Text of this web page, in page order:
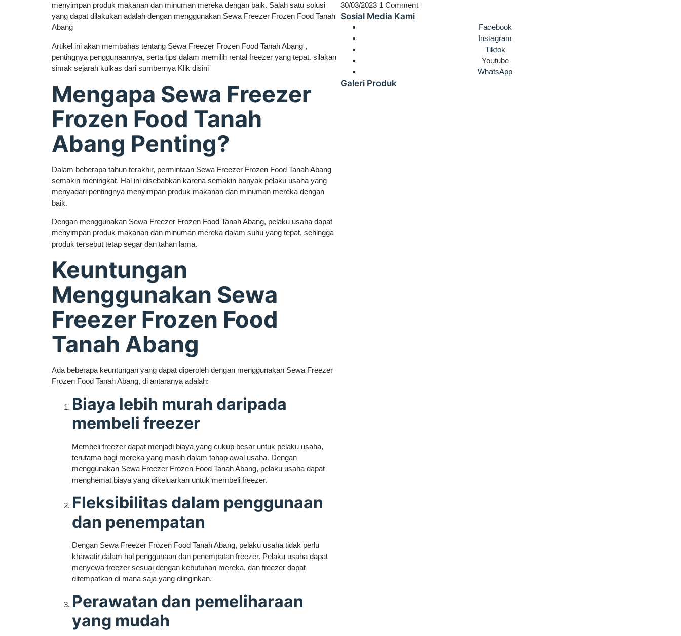
menyimpan produk makanan dan minuman mereka dengan baik. Salah satu solusi
yang dapat dilakukan adalah dengan menggunakan Sewa Freezer Frozen Food Tanah
Abang
Artikel ini akan membahas tentang Sewa Freezer Frozen Food Tanah Abang ,
pentingnya penggunaannya, serta tips dalam memilih rental freezer yang tepat. silakan
simak sejarah kulkas dari sumbernya Klik disini
Mengapa Sewa Freezer
Frozen Food Tanah
Abang Penting?
Dalam beberapa tahun terakhir, permintaan Sewa Freezer Frozen Food Tanah Abang
semakin meningkat. Hal ini disebabkan karena semakin banyak pelaku usaha yang
menyadari pentingnya menyimpan produk makanan dan minuman mereka dengan
baik.
Dengan menggunakan Sewa Freezer Frozen Food Tanah Abang, pelaku usaha dapat
menyimpan produk makanan dan minuman mereka dalam suhu yang tepat, sehingga
produk tersebut tetap segar dan tahan lama.
Keuntungan
Menggunakan Sewa
Freezer Frozen Food
Tanah Abang
Ada beberapa keuntungan yang dapat diperoleh dengan menggunakan Sewa Freezer
Frozen Food Tanah Abang, di antaranya adalah:
Biaya lebih murah daripada
membeli freezer
Membeli freezer dapat menjadi biaya yang cukup besar untuk pelaku usaha,
terutama bagi mereka yang masih dalam tahap awal usaha. Dengan
menggunakan Sewa Freezer Frozen Food Tanah Abang, pelaku usaha dapat
menghemat biaya yang dikeluarkan untuk membeli freezer.
Fleksibilitas dalam penggunaan
dan penempatan
Dengan Sewa Freezer Frozen Food Tanah Abang, pelaku usaha tidak perlu
khawatir dalam hal penggunaan dan penempatan freezer. Pelaku usaha dapat
menyewa freezer sesuai dengan kebutuhan mereka, dan freezer dapat
ditempatkan di mana saja yang diinginkan.
Perawatan dan pemeliharaan
yang mudah
30/03/2023 1 Comment
Sosial Media Kami
Facebook
Instagram
Tiktok
Youtube
WhatsApp
Galeri Produk